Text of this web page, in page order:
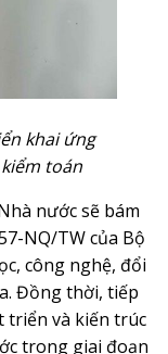
khai ứng
toán
nước sẽ bám
NQ/TW của Bộ
công nghệ, đổi
Đồng thời, tiếp
triển và kiến trúc
trong giai đoạn